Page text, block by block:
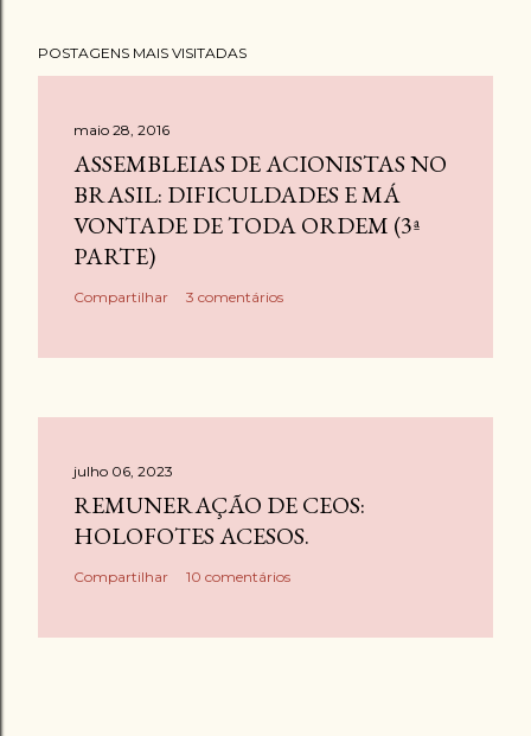
POSTAGENS MAIS VISITADAS
maio 28, 2016
ASSEMBLEIAS DE ACIONISTAS NO
BRASIL: DIFICULDADES E MÁ
VONTADE DE TODA ORDEM (3ª
PARTE)
Compartilhar 3 comentários
julho 06, 2023
REMUNERAÇÃO DE CEOS:
HOLOFOTES ACESOS.
Compartilhar 10 comentários